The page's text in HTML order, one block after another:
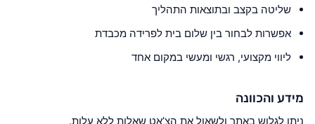
שליטה בקצב ובתוצאות התהליך
אפשרות לבחור בין שלום בית לפרידה מכבדת
ליווי מקצועי, רגשי ומעשי במקום אחד
מידע והכוונה
ניתן לגלוש באתר ולשאול את הצ’אט שאלות ללא עלות.